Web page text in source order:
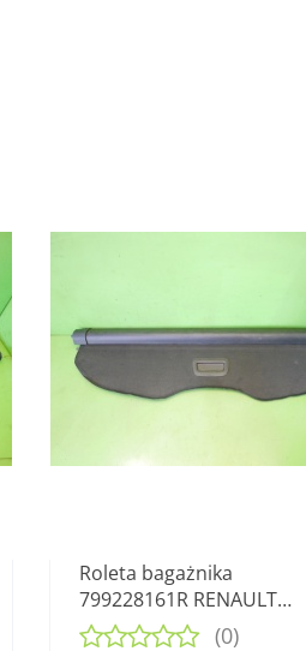
Roleta bagażnika
799228161R RENAULT
KADJAR I 15-18 (0)